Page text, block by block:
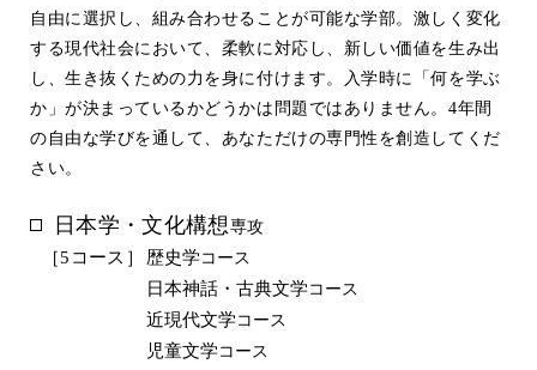
自由に選択し、組み合わせることが可能な学部。激しく変化
する現代社会において、柔軟に対応し、新しい価値を生み出
し、生き抜くための力を身に付けます。入学時に「何を学ぶ
か」が決まっているかどうかは問題ではありません。4年間
の自由な学びを通して、あなただけの専門性を創造してくだ
さい。
日本学・文化構想専攻
［5コース］ 歴史学コース
日本神話・古典文学コース
近現代文学コース
児童文学コース